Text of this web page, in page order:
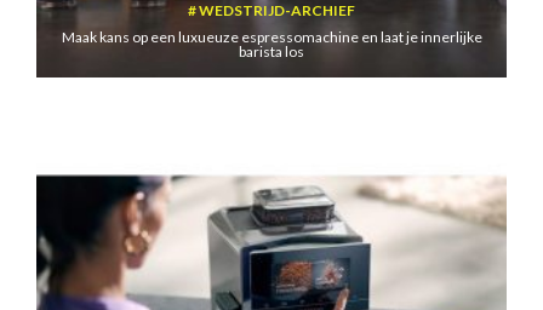
WEDSTRIJD-ARCHIEF
Maak kans op een luxueuze espressomachine en laat je innerlijke
barista los